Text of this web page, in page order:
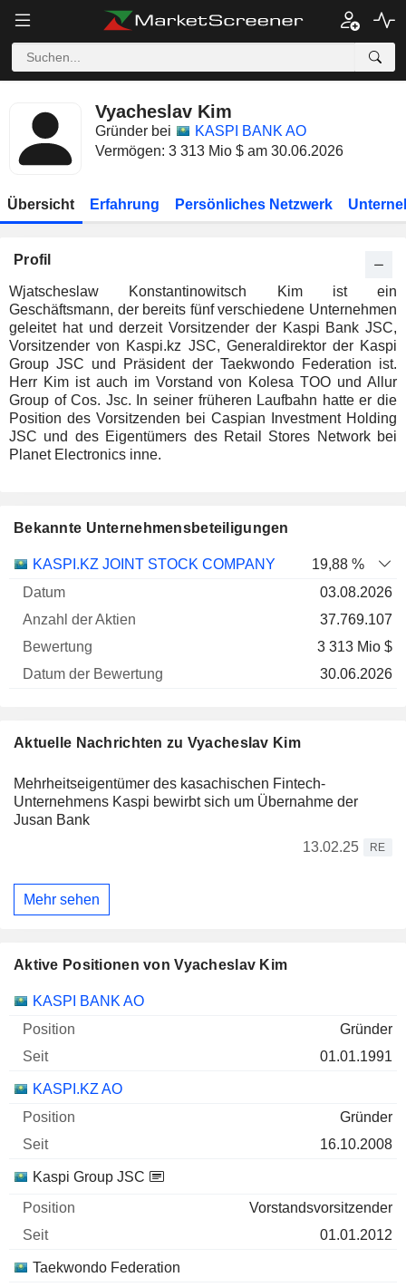
Vyacheslav Kim
Gründer bei
KASPI BANK AO
Vermögen: 3 313 Mio $ am 30.06.2026
Übersicht Erfahrung Persönliches Netzwerk
Profil
Wjatscheslaw Konstantinowitsch Kim ist ein
Geschäftsmann, der bereits fünf verschiedene Unternehmen
geleitet hat und derzeit Vorsitzender der Kaspi Bank JSC,
Vorsitzender von Kaspi.kz JSC, Generaldirektor der Kaspi
Group JSC und Präsident der Taekwondo Federation ist.
Herr Kim ist auch im Vorstand von Kolesa TOO und Allur
Group of Cos. Jsc. In seiner früheren Laufbahn hatte er die
Position des Vorsitzenden bei Caspian Investment Holding
JSC und des Eigentümers des Retail Stores Network bei
Planet Electronics inne.
Bekannte Unternehmensbeteiligungen
Unternehmen
Anzahl
Bewertung
KASPI.KZ JOINT STOCK COMPANY
19,88 %
03.08.2026
37.769.107
3 313 Mio $
30.06.2026
Aktuelle Nachrichten zu Vyacheslav Kim
Mehrheitseigentümer des kasachischen Fintech-
Unternehmens Kaspi bewirbt sich um Übernahme der
Jusan Bank
13.02.25
RE
Mehr sehen
Aktive Positionen von Vyacheslav Kim
Unternehmen Position
KASPI BANK AO
Gründer
01.01.1991
KASPI.KZ AO
Gründer
16.10.2008
Kaspi Group JSC
Vorstandsvorsitzender
01.01.2012
Taekwondo Federation